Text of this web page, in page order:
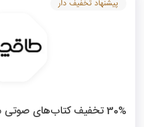
30% تخفیف کتاب‌های صوتی منتخب طاقچه
پیشنهاد تخفیف دار